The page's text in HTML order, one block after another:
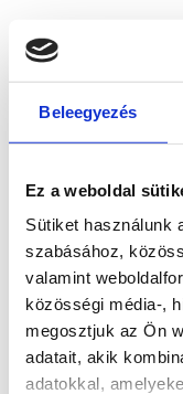
Beleegyezés
Ez a weboldal
Sütiket használunk
szabásához,
valamint
közösségi média-,
megosztjuk az Ön
adatait, akik
adatokkal,